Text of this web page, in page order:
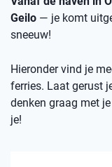
Geilo — je komt
sneeuw!
Hieronder vind je
ferries. Laat gerust
denken graag met
je!